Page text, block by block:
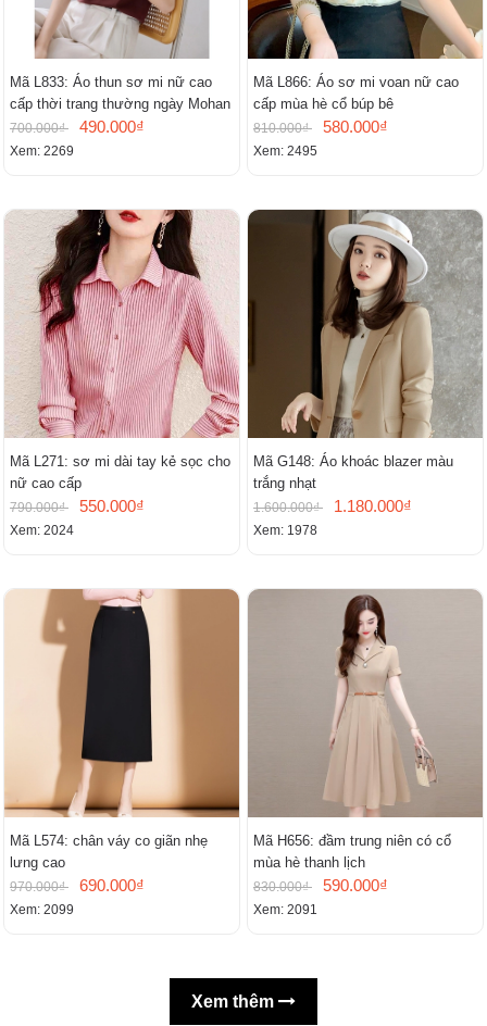
Mã L833: Áo thun sơ mi nữ cao
cấp thời trang thường ngày Mohan
700.000₫ 490.000₫
Xem: 2269
Mã L866: Áo sơ mi voan nữ cao
cấp mùa hè cổ búp bê
810.000₫ 580.000₫
Xem: 2495
Mã L271: sơ mi dài tay kẻ sọc cho
nữ cao cấp
790.000₫ 550.000₫
Xem: 2024
Mã G148: Áo khoác blazer màu
trắng nhạt
1.600.000₫ 1.180.000₫
Xem: 1978
Mã L574: chân váy co giãn nhẹ
lưng cao
970.000₫ 690.000₫
Xem: 2099
Mã H656: đầm trung niên có cổ
mùa hè thanh lịch
830.000₫ 590.000₫
Xem: 2091
Xem thêm